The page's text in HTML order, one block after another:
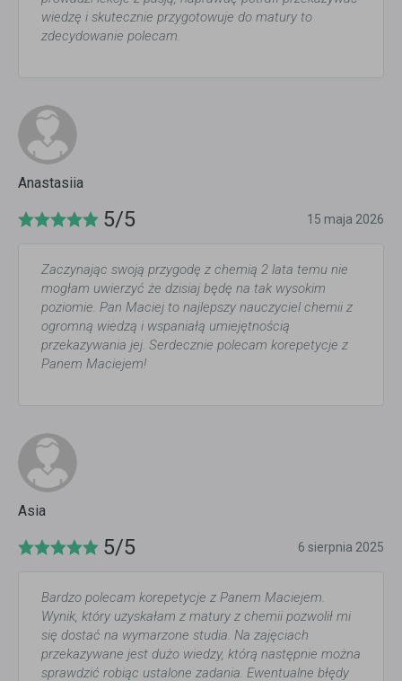
wiedzę i skutecznie przygotowuje do matury to
zdecydowanie polecam.
Anastasiia
5/5 15 maja 2026
Zaczynając swoją przygodę z chemią 2 lata temu nie
mogłam uwierzyć że dzisiaj będę na tak wysokim
poziomie. Pan Maciej to najlepszy nauczyciel chemii z
ogromną wiedzą i wspaniałą umiejętnością
przekazywania jej. Serdecznie polecam korepetycje z
Panem Maciejem!
Asia
5/5 6 sierpnia 2025
Bardzo polecam korepetycje z Panem Maciejem.
Wynik, który uzyskałam z matury z chemii pozwolił mi
się dostać na wymarzone studia. Na zajęciach
przekazywane jest dużo wiedzy, którą następnie można
sprawdzić robiąc ustalone zadania. Ewentualne błędy